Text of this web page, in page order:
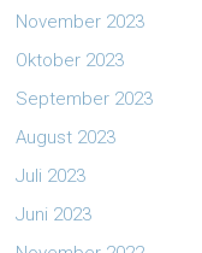
November 2023
Oktober 2023
September 2023
August 2023
Juli 2023
Juni 2023